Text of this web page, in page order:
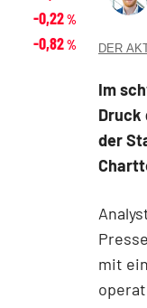
DER
Im
Druck
der
mit
-0,22%
-0,82%